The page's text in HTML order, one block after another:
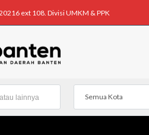
ext 108. Divisi UMKM & PPK
Semua Kota